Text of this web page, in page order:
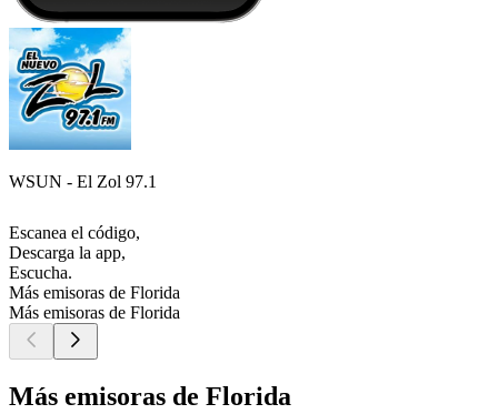
WSUN - El Zol 97.1
Escanea el código,
Descarga la app,
Escucha.
Más emisoras de Florida
Más emisoras de Florida
Más emisoras de Florida